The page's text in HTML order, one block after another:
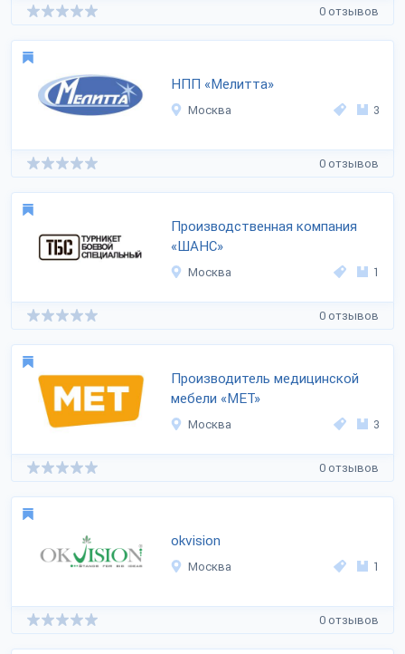
0 отзывов
НПП «Мелитта»
Москва 3
0 отзывов
Производственная компания
«ШАНС»
Москва 1
0 отзывов
Производитель медицинской
мебели «MET»
Москва 3
0 отзывов
okvision
Москва 1
0 отзывов